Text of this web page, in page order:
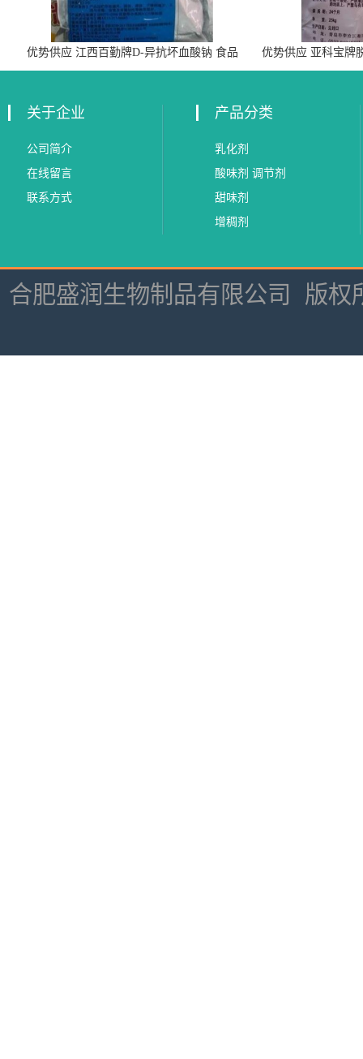
优势供应 江西百勤牌D-异抗坏血酸钠 食品
级抗氧化剂
优势供应 亚科宝牌
关于企业
公司简介
在线留言
联系方式
产品分类
乳化剂
酸味剂 调节剂
甜味剂
增稠剂
合肥盛润生物制品有限公司 版权